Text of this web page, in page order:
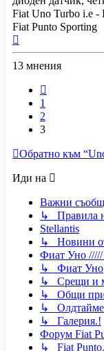
Fiat Uno Turbo i.e -
Fiat Punto Sporting
се
в
13 мнения
1
2
3
Обратно към
Иди на
Важни
↳ Правила
Stellantis
↳ Новини
Фиат Уно
↳ Фиат Уно
↳ Срещи и
↳ Общи
↳
↳ Галерия.!
Форум Fiat
↳ Fiat